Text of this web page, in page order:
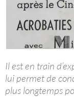
Il est en train
lui permet de
plus longtemps